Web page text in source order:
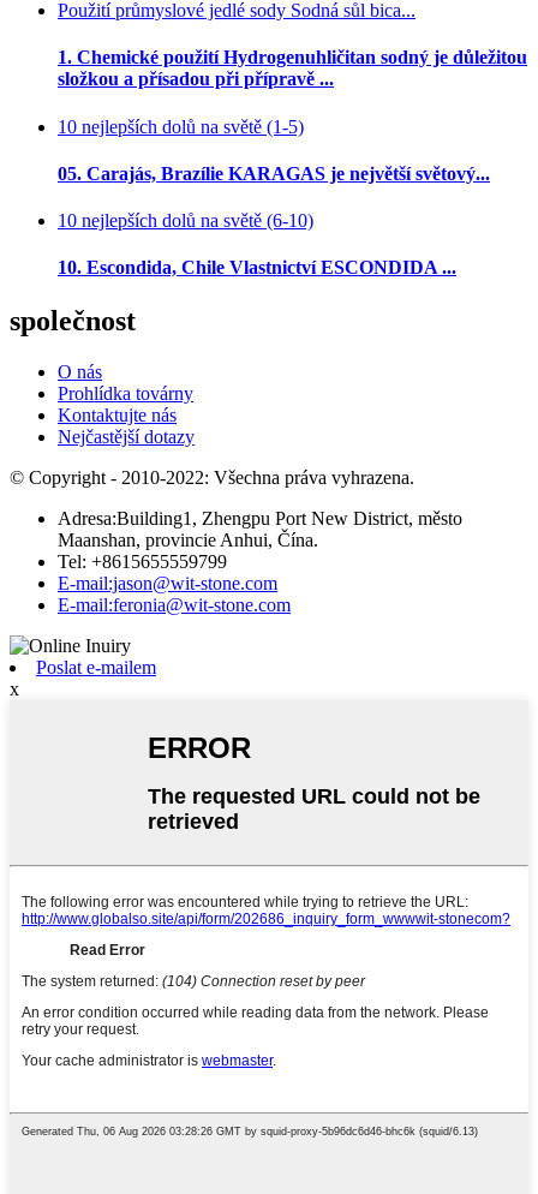
1. Chemické použití Hydrogenuhličitan sodný je důležitou
10 nejlepších dolů na světě (1-5)
05. Carajás, Brazílie KARAGAS je největší světový...
10 nejlepších dolů na světě (6-10)
10. Escondida, Chile Vlastnictví ESCONDIDA ...
společnost
O nás
Kontaktujte nás
Nejčastější dotazy
© Copyright - 2010-2022: Všechna práva vyhrazena.
Adresa:Building1, Zhengpu Port New District, město
Maanshan, provincie Anhui, Čína.
Tel: +8615655559799
E-mail:jason@wit-stone.com
E-mail:feronia@wit-stone.com
Poslat e-mailem
x